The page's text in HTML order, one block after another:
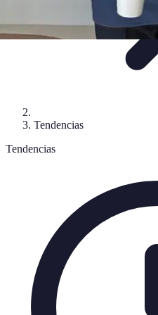
Tendencias
Tendencias